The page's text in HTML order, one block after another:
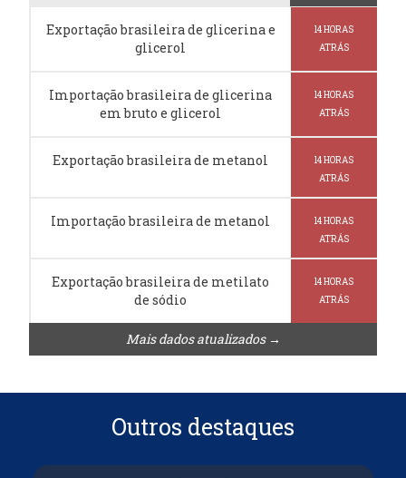
Exportação brasileira de glicerina e
glicerol
14 HORAS
ATRÁS
Importação brasileira de glicerina
em bruto e glicerol
14 HORAS
ATRÁS
Exportação brasileira de metanol
14 HORAS
ATRÁS
Importação brasileira de metanol
14 HORAS
ATRÁS
Exportação brasileira de metilato
de sódio
14 HORAS
ATRÁS
Mais dados atualizados →
Outros destaques